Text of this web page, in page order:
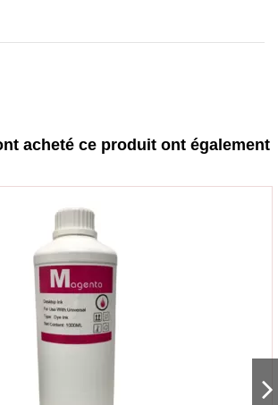
acheté ce produit ont également